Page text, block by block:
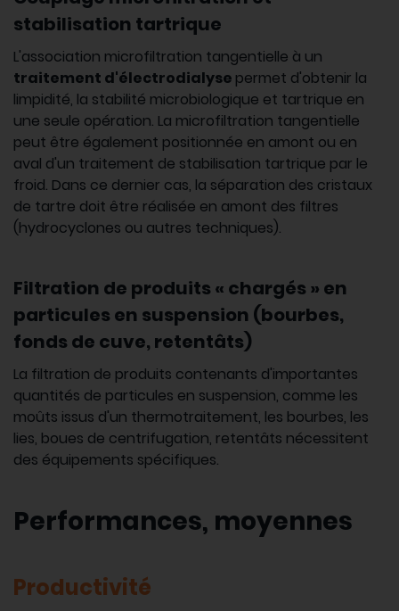
stabilisation tartrique
L'association microfiltration tangentielle à un
traitement d'électrodialyse permet d'obtenir la
limpidité, la stabilité microbiologique et tartrique en
une seule opération. La microfiltration tangentielle
peut être également positionnée en amont ou en
aval d'un traitement de stabilisation tartrique par le
froid. Dans ce dernier cas, la séparation des cristaux
de tartre doit être réalisée en amont des filtres
(hydrocyclones ou autres techniques).
Filtration de produits « chargés » en
particules en suspension (bourbes,
fonds de cuve, retentâts)
La filtration de produits contenants d'importantes
quantités de particules en suspension, comme les
moûts issus d'un thermotraitement, les bourbes, les
lies, boues de centrifugation, retentâts nécessitent
des équipements spécifiques.
Performances, moyennes
Productivité